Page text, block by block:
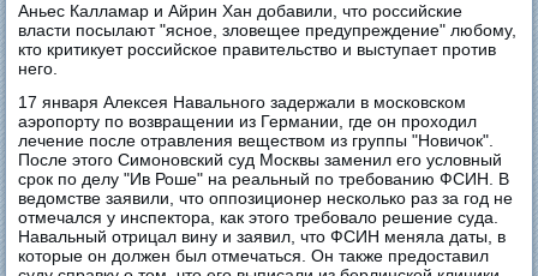
Аньес Калламар и Айрин Хан добавили, что российские
власти посылают "ясное, зловещее предупреждение" любому,
кто критикует российское правительство и выступает против
него.
17 января Алексея Навального задержали в московском
аэропорту по возвращении из Германии, где он проходил
лечение после отравления веществом из группы "Новичок".
После этого Симоновский суд Москвы заменил его условный
срок по делу "Ив Роше" на реальный по требованию ФСИН. В
ведомстве заявили, что оппозиционер несколько раз за год не
отмечался у инспектора, как этого требовало решение суда.
Навальный отрицал вину и заявил, что ФСИН меняла даты, в
которые он должен был отмечаться. Он также предоставил